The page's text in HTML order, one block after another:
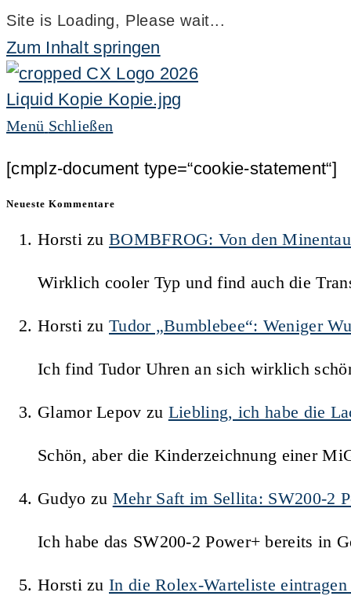
Site is Loading, Please wait...
Zum Inhalt springen
Menü Schließen
[cmplz-document type=“cookie-statement“]
Neueste Kommentare
HorstizuBOMBFROG: Von den
Wirklich cooler Typ und find auch die
HorstizuTudor „Bumblebee“: Weniger
Ich find Tudor Uhren an sich wirklich
Glamor Lepov zu Liebling, ich habe die
Schön, aber die Kinderzeichnung einer
Gudyo zu Mehr Saft im Sellita: SW200-2
Ich habe das SW200-2 Power+ bereits in
HorstizuIn die Rolex-Warteliste